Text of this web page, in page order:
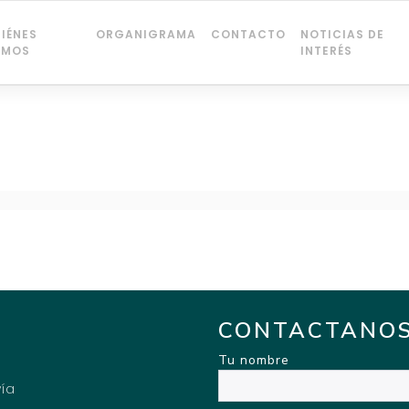
ORGANIGRAMA CONTACTO
NOTICIAS DE
INTERÉS
Tu nombre